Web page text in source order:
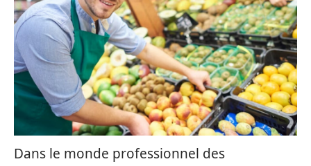
Dans le monde professionnel des